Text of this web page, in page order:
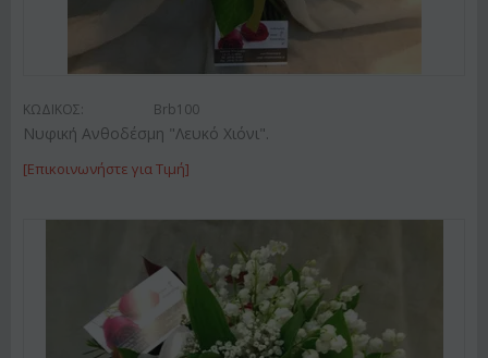
ΚΩΔΙΚΟΣ: Brb100
Νυφική Ανθοδέσμη "Λευκό Χιόνι".
[Επικοινωνήστε για Τιμή]